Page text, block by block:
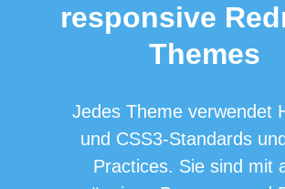
responsive
Themes
Jedes Theme verwendet
und CSS3-Standards
Practices. Sie sind mit